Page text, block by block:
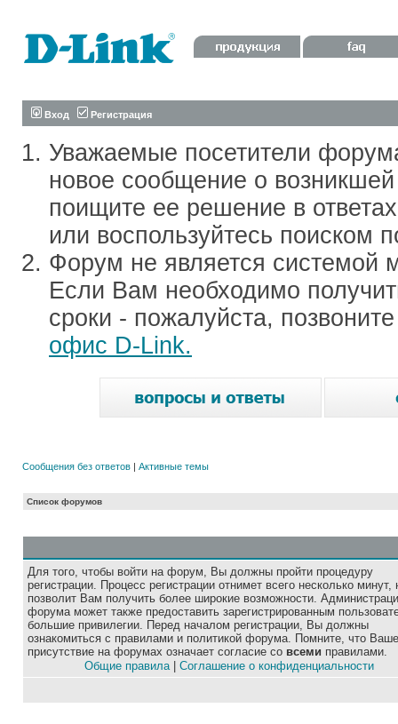
Вход Регистрация
Уважаемые посетители
новое сообщение о
поищите ее решение в
или воспользуйтесь поиском
Форум не является системой
Если Вам необходимо
сроки - пожалуйста,
офис D-Link.
Сообщения без ответов | Активные темы
Список форумов
Для того, чтобы войти на форум, Вы должны пройти процедуру
регистрации. Процесс регистрации отнимет всего несколько минут,
позволит Вам получить более широкие возможности.
форума может также предоставить зарегистрированным
большие привилегии. Перед началом регистрации, Вы должны
ознакомиться с правилами и политикой форума. Помните, что Ваше
присутствие на форумах означает согласие со всеми правилами.
Общие правила| Соглашение о конфиденциальности